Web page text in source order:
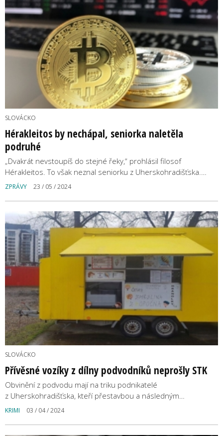
SLOVÁCKO
Hérakleitos by nechápal, seniorka naletěla
podruhé
„Dvakrát nevstoupíš do stejné řeky,“ prohlásil filosof
Hérakleitos. To však neznal seniorku z Uherskohradišťska.…
ZPRÁVY 23 / 05 / 2024
SLOVÁCKO
Přívěsné vozíky z dílny podvodníků neprošly STK
Obvinění z podvodu mají na triku podnikatelé
z Uherskohradišťska, kteří přestavbou a následným…
KRIMI 03 / 04 / 2024